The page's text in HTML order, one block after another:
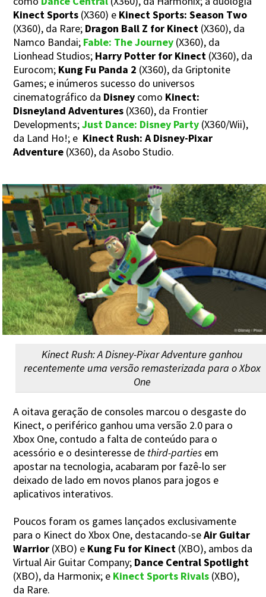
Kinect Sports (X360) e Kinect Sports: Season Two
(X360), da Rare; Dragon Ball Z for Kinect (X360), da
Namco Bandai; Fable: The Journey (X360), da
Lionhead Studios; Harry Potter for Kinect (X360), da
Eurocom; Kung Fu Panda 2 (X360), da Griptonite
Games; e inúmeros sucesso do universos
cinematográfico da Disney como Kinect:
Disneyland Adventures (X360), da Frontier
Developments;Just Dance: Disney Party (X360/Wii),
da Land Ho!; e Kinect Rush: A Disney-Pixar
Adventure (X360), da Asobo Studio.
Kinect Rush: A Disney-Pixar Adventure ganhou
recentemente uma versão remasterizada para o Xbox
One
A oitava geração de consoles marcou o desgaste do
Kinect, o periférico ganhou uma versão 2.0 para o
Xbox One, contudo a falta de conteúdo para o
acessório e o desinteresse de third-parties em
apostar na tecnologia, acabaram por fazê-lo ser
deixado de lado em novos planos para jogos e
aplicativos interativos.
Poucos foram os games lançados exclusivamente
para o Kinect do Xbox One, destacando-seAir Guitar
Warrior (XBO) e Kung Fu for Kinect (XBO), ambos da
Virtual Air Guitar Company; Dance Central Spotlight
(XBO), da Harmonix; e Kinect Sports Rivals (XBO),
da Rare.